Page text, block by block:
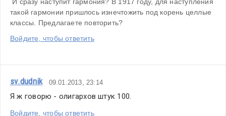
такой гармонии пришлось изнечтожить под корень целлые
классы. Предлагаете повторить?
Войдите, чтобы ответить
sv.dudnik 09.01.2013, 23:14
Я ж говорю - олигархов штук 100.
Войдите, чтобы ответить